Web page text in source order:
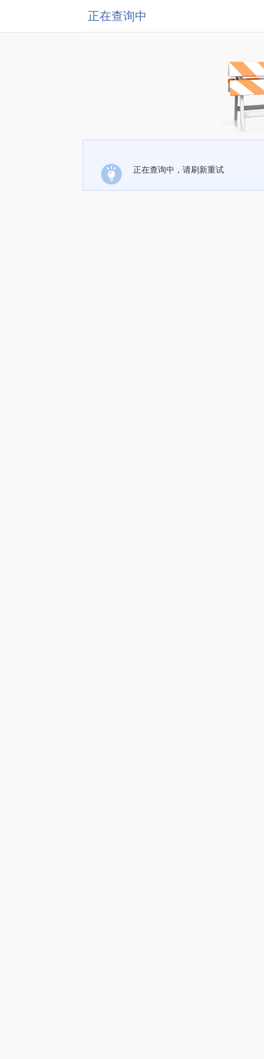
正在查询中
正在查询中，请刷新重试